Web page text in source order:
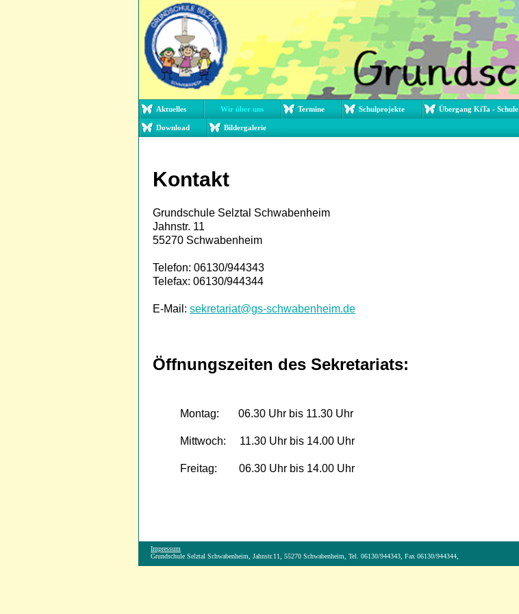
Aktuelles Wir über uns Termine Schulprojekte Übergang KiTa - Schule
Download Bildergalerie
Kontakt
Grundschule Selztal Schwabenheim
Jahnstr. 11
55270 Schwabenheim
Telefon: 06130/944343
Telefax: 06130/944344
E-Mail: sekretariat@gs-schwabenheim.de
Öffnungszeiten des Sekretariats:
Montag: 06.30 Uhr bis 11.30 Uhr
Mittwoch: 11.30 Uhr bis 14.00 Uhr
Freitag: 06.30 Uhr bis 14.00 Uhr
Impressum
Grundschule Selztal Schwabenheim, Jahnstr.11, 55270 Schwabenheim, Tel. 06130/944343, Fax 06130/944344,